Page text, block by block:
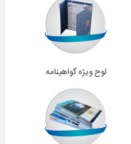
لوح ویژه گواهینامه